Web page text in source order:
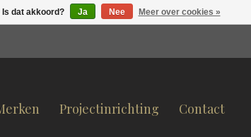
Projectinrichting Contact
dat akkoord? Ja Nee Meer over cookies »